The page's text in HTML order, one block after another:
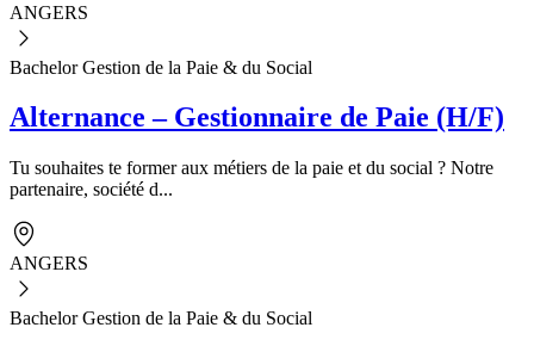
ANGERS
Bachelor Gestion de la Paie & du Social
Alternance – Gestionnaire de Paie (H/F)
Tu souhaites te former aux métiers de la paie et du social ? Notre
partenaire, société d...
ANGERS
Bachelor Gestion de la Paie & du Social